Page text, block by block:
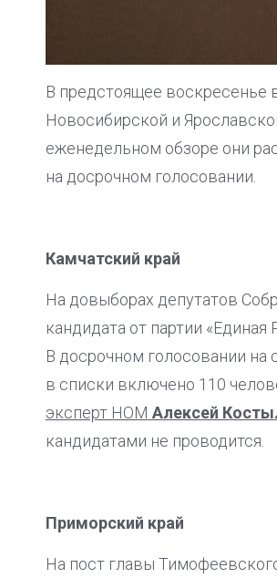
В предстоящее воскресенье
Новосибирской и
еженедельном обзоре они
на досрочном голосовании.
Камчатский край
На довыборах депутатов
кандидата от партии
В досрочном голосовании на
в списки включено 110
эксперт НОМ Алексей
кандидатами не проводится.
Приморский край
На пост главы